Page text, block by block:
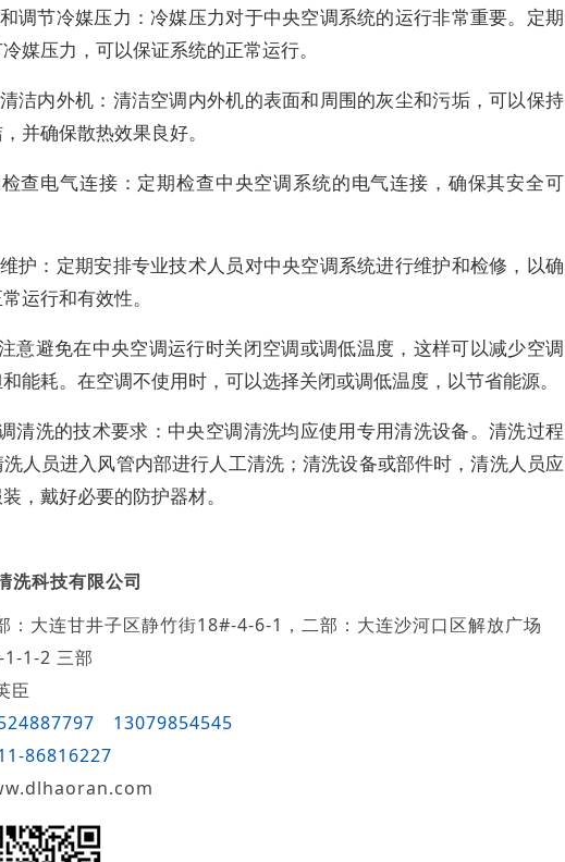
调节冷媒压力：冷媒压力对于中央空调系统的运行非常重要。定期
媒压力，可以保证系统的正常运行。
洁内外机：清洁空调内外机的表面和周围的灰尘和污垢，可以保持
并确保散热效果良好。
查电气连接：定期检查中央空调系统的电气连接，确保其安全可
护：定期安排专业技术人员对中央空调系统进行维护和检修，以确
运行和有效性。
意避免在中央空调运行时关闭空调或调低温度，这样可以减少空调
能耗。在空调不使用时，可以选择关闭或调低温度，以节省能源。
清洗的技术要求：中央空调清洗均应使用专用清洗设备。清洗过程
人员进入风管内部进行人工清洗；清洗设备或部件时，清洗人员应
，戴好必要的防护器材。
洗科技有限公司
：大连甘井子区静竹街18#-4-6-1，二部：大连沙河口区解放广场
1-2 三部
臣
13079854545
86816227